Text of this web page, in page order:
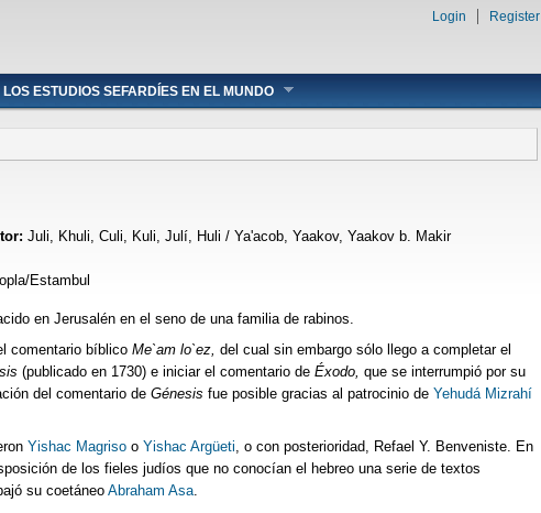
Login Register
LOS ESTUDIOS SEFARDÍES EN EL MUNDO
aquí
Juli, Khuli, Culi, Kuli, Julí, Huli / Ya'acob, Yaakov, Yaakov b. Makir
Estambul
en Jerusalén en el seno de una familia de rabinos.
comentario bíblico Me`am lo`ez, del cual sin embargo sólo llego a completar el
(publicado en 1730) e iniciar el comentario de Éxodo, que se interrumpió por su
del comentario de Génesis fue posible gracias al patrocinio de Yehudá Mizrahí
Yishac Magriso o Yishac Argüeti, o con posterioridad, Refael Y. Benveniste. En
de los fieles judíos que no conocían el hebreo una serie de textos
su coetáneo Abraham Asa.